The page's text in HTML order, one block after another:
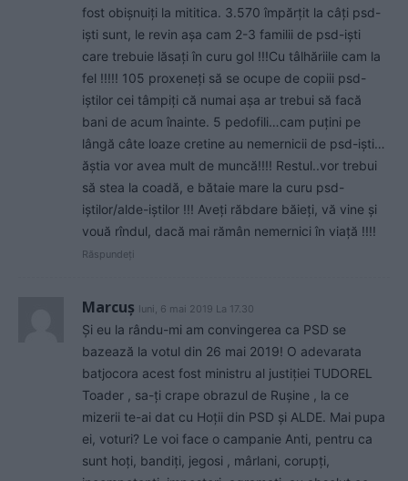
fost obișnuiți la mititica. 3.570 împărțit la câți psd-
iști sunt, le revin așa cam 2-3 familii de psd-iști
care trebuie lăsați în curu gol !!!Cu tâlhăriile cam la
fel !!!!! 105 proxeneți să se ocupe de copiii psd-
iștilor cei tâmpiți că numai așa ar trebui să facă
bani de acum înainte. 5 pedofili…cam puțini pe
lângă câte loaze cretine au nemernicii de psd-iști…
ăștia vor avea mult de muncă!!!! Restul..vor trebui
să stea la coadă, e bătaie mare la curu psd-
iștilor/alde-iștilor !!! Aveți răbdare băieți, vă vine și
vouă rîndul, dacă mai rămân nemernici în viață !!!!
Răspundeți
Marcuș luni, 6 mai 2019 La 17.30
Și eu la rându-mi am convingerea ca PSD se
bazează la votul din 26 mai 2019! O adevarata
batjocora acest fost ministru al justiției TUDOREL
Toader , sa-ți crape obrazul de Rușine , la ce
mizerii te-ai dat cu Hoții din PSD și ALDE. Mai pupa
ei, voturi? Le voi face o campanie Anti, pentru ca
sunt hoți, bandiți, jegosi , mârlani, corupți,